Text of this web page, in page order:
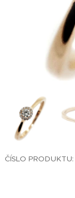
ČÍSLO